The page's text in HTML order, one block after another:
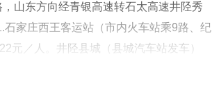
山东方向经青银高速转石太高速井陉秀
家庄西王客运站（市内火车站乘9路、纪
／人。井陉县城（县城汽车站发车）